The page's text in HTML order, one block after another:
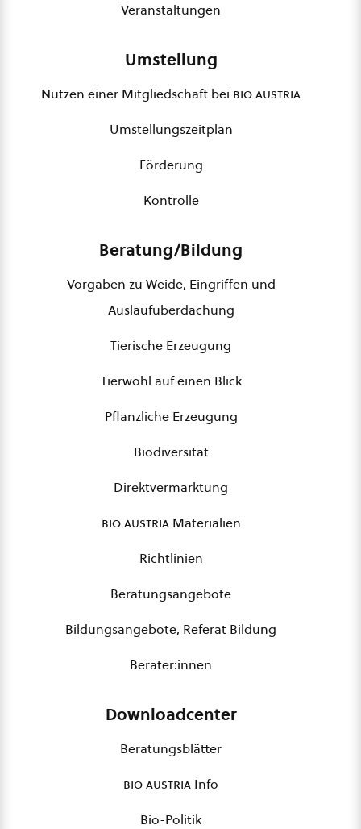
Veranstaltungen
Umstellung
Nutzen einer Mitgliedschaft bei bio austria
Umstellungszeitplan
Förderung
Kontrolle
Beratung/Bildung
Vorgaben zu Weide, Eingriffen und
Auslaufüberdachung
Tierische Erzeugung
Tierwohl auf einen Blick
Pflanzliche Erzeugung
Biodiversität
Direktvermarktung
bio austriaMaterialien
Richtlinien
Beratungsangebote
Bildungsangebote, Referat Bildung
Berater:innen
Downloadcenter
Beratungsblätter
bio austria Info
Bio-Politik